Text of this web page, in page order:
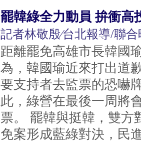
罷韓綠全力動員 拚衝高
記者林敬殷∕台北報導/聯
距離罷免高雄市長韓國
為，韓國瑜近來打出道
要支持者去監票的恐嚇
此，綠營在最後一周將
票。 罷韓與挺韓，雙方
免案形成藍綠對決，民